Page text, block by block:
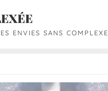
ENVIES SANS COMPLEXE